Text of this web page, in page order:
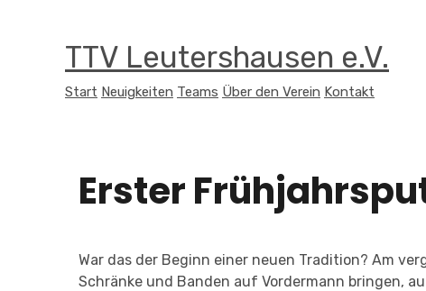
TTV Leutershausen e.V.
Start Neuigkeiten Teams Über den Verein Kontakt
Erster
War das der Beginn einer neuen Tradition? Am
Schränke und Banden auf Vordermann bringen,